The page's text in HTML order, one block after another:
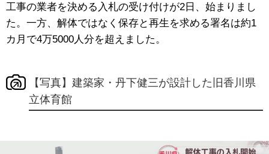
工事の業者を決める入札の受け付けが2日、始まりまし
た。一方、解体ではなく保存と再生を求める署名は約1
カ月で4万5000人分を超えました。
【写真】建築家・丹下健三が設計した旧香川県
立体育館